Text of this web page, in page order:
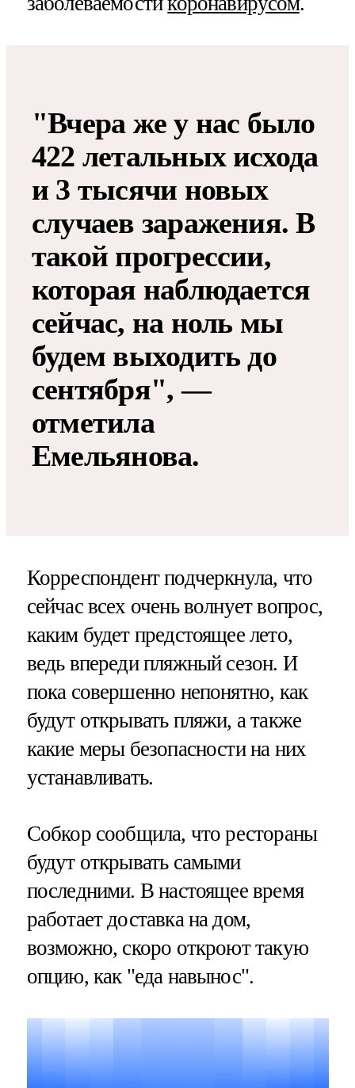
"Вчера же у нас было
422 летальных исхода
и 3 тысячи новых
случаев заражения. В
такой прогрессии,
которая наблюдается
сейчас, на ноль мы
будем выходить до
сентября", —
отметила
Емельянова.
Корреспондент подчеркнула, что
сейчас всех очень волнует вопрос,
каким будет предстоящее лето,
ведь впереди пляжный сезон. И
пока совершенно непонятно, как
будут открывать пляжи, а также
какие меры безопасности на них
устанавливать.
Собкор сообщила, что рестораны
будут открывать самыми
последними. В настоящее время
работает доставка на дом,
возможно, скоро откроют такую
опцию, как "еда навынос".